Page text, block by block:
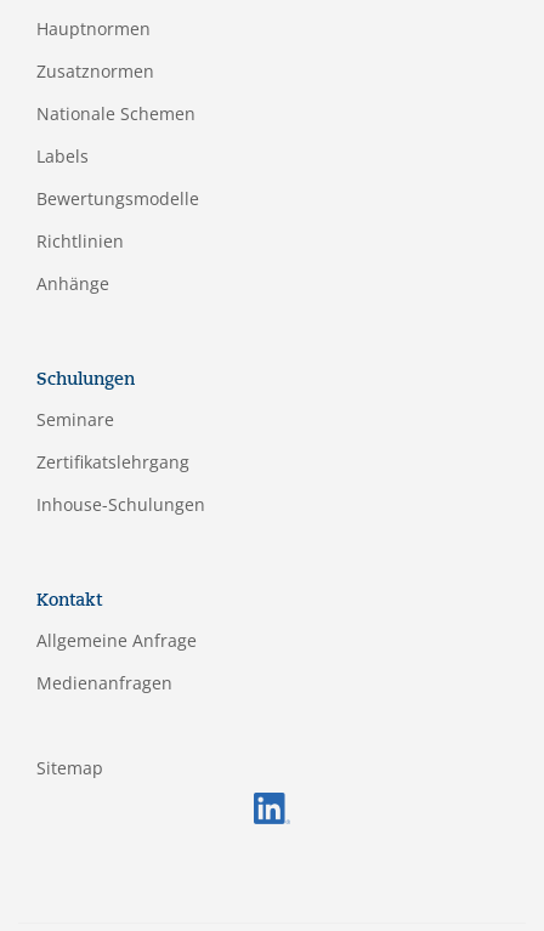
Hauptnormen
Zusatznormen
Nationale Schemen
Labels
Bewertungsmodelle
Richtlinien
Anhänge
Schulungen
Seminare
Zertifikatslehrgang
Inhouse-Schulungen
Kontakt
Allgemeine Anfrage
Medienanfragen
Sitemap